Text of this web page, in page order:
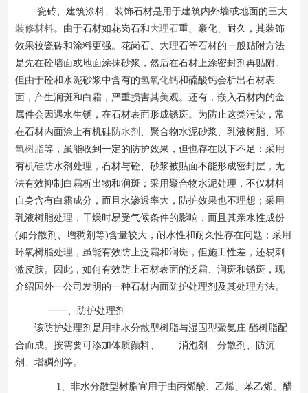
瓷砖、建筑涂料、装饰石材是用于建筑内外墙或地面的三大
装修材料。由于石材如花岗石和 大理石重、豪化、耐久，其装饰
效果较瓷砖和涂料更强。花岗石、大理石等石材的一般贴附方法
是先在砼墙面或地面涂抹砂浆，然后在石材上涂密封剂再贴附。
但由于砼和水泥砂浆中含有的氢氧化钙和硫酸钙会析出石材表
面，产生润斑和白霜，严重损害其美观。还有，嵌入石材内的金
属件会因遇水生锈，在石材表面形成锈斑。为防止这类污染，常
在石材内面涂上有机硅防水剂 、聚合物水泥砂浆、乳液树脂、环
氧树脂等，虽能收到一定的防护效果，但也存在以下不足：采用
有机硅防水剂处理，石材与砼、砂浆被贴面不能形成密封层，无
法有效抑制白霜析出物和润斑；采用聚合物水泥处理，不仅材料
自身含有白霜成分，而且水渗透率大，防护效果也不理想；采用
乳液树脂处理，干燥时易受气候条件的影响，而且其亲水性成份
(如分散剂、增稠剂等)含量较大，耐水性和耐久性存在问题；采用
环氧树脂处理，虽能有效防止泛霜和润斑，但施工性差，还易刺
激皮肤。因此，如何有效防止石材表面的泛霜、润斑和锈斑，现
介绍国外一公司发明的一种石材内面防护处理剂及其处理方法。
一一、防护处理剂
该防护处理剂是用非水分散型树脂与湿固型聚氨庄 酯树脂配
合而成。按需要可添加体质颜料、 消泡剂、分散剂、防沉
剂、增稠剂等。
1、非水分散型树脂宜用于由丙烯酸、乙烯、苯乙烯、醋